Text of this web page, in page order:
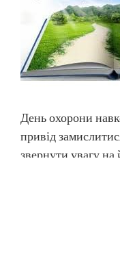
День охорони
привід
звернути увагу